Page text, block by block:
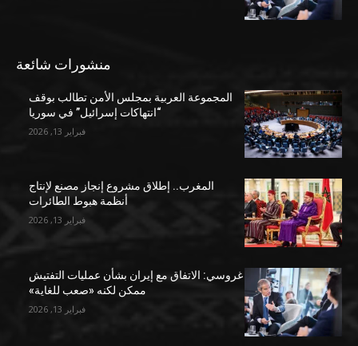
منشورات شائعة
المجموعة العربية بمجلس الأمن تطالب بوقف
“انتهاكات إسرائيل” في سوريا
فبراير 13, 2026
المغرب.. إطلاق مشروع إنجاز مصنع لإنتاج
أنظمة هبوط الطائرات
فبراير 13, 2026
غروسي: الاتفاق مع إيران بشأن عمليات التفتيش
ممكن لكنه «صعب للغاية»
فبراير 13, 2026